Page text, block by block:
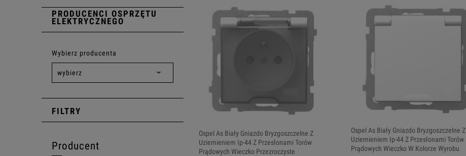
PRODUCENCI OSPRZĘTU
ELEKTRYCZNEGO
Wybierz producenta
FILTRY
Producent
Ospel As Biały Gniazdo Bryzgoszczelne Z
Uziemieniem Ip-44 Z Przesłonami Torów
Prądowych Wieczko Przezroczyste
Ospel As Biały Gniazdo Bryzgoszczelne Z
Uziemieniem Ip-44 Z Przesłonami Torów
Prądowych Wieczko W Kolorze Wyrobu